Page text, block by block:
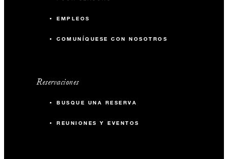
EMPLEOS
COMUNÍQUESE CON NOSOTROS
Reservaciones
BUSQUE UNA RESERVA
REUNIONES Y EVENTOS